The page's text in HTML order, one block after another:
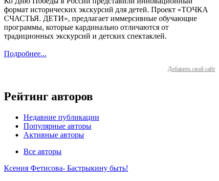
формат исторических экскурсий для детей. Проект «ТОЧКА
СЧАСТЬЯ. ДЕТИ», предлагает иммерсивные обучающие
программы, которые кардинально отличаются от
традиционных экскурсий и детских спектаклей.
Подробнее...
Добавить свой сайт
Рейтинг авторов
Недавние публикации
Популярные авторы
Активные авторы
Все авторы
Ксения Фетисова- Бастрыкину быть!